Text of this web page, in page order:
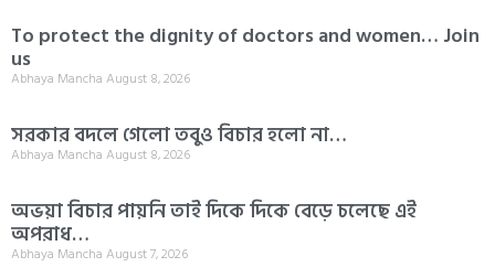
To protect the dignity of doctors and women… Join
us
Abhaya Mancha August 8, 2026
সরকার বদলে গেলো তবুও বিচার হলো না…
Abhaya Mancha August 8, 2026
অভয়া বিচার পায়নি তাই দিকে দিকে বেড়ে চলেছে এই
অপরাধ…
Abhaya Mancha August 7, 2026